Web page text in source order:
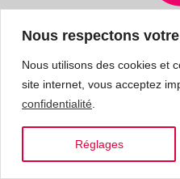
Nous respectons
Nous utilisons des cookies et
site internet, vous acceptez
confidentialité
Réglages